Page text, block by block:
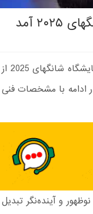
زیر مجموعه جدید شرکت بایک یعنی برند آرک فاکس – ArcFox در نمایشگاه شانگهای 2025 از
فاکس 77 رونمایی کرد که در ادامه با مشخصات فنی
نوظهور و آینده‌نگر تبدیل